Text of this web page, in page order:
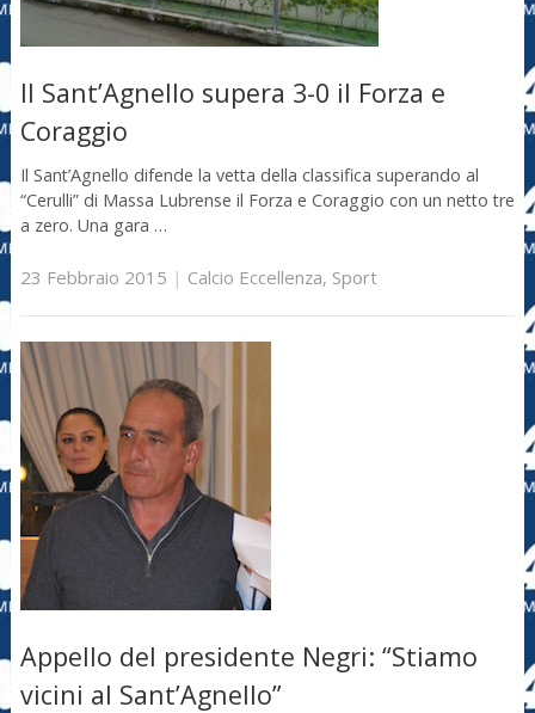
Il Sant’Agnello supera 3-0 il Forza e
Coraggio
Il Sant’Agnello difende la vetta della classifica superando al
“Cerulli” di Massa Lubrense il Forza e Coraggio con un netto tre
a zero. Una gara …
23 Febbraio 2015 | Calcio Eccellenza, Sport
Appello del presidente Negri: “Stiamo
vicini al Sant’Agnello”